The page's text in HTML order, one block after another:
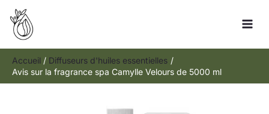
Aller
contenu
Accueil
Diffuseurs d'huiles essentielles
Avis sur la fragrance spa Camylle Velours de 5000 ml
Rechercher